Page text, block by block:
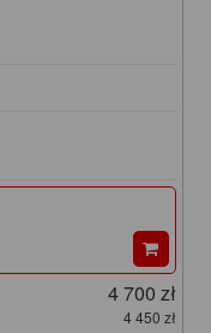
4 700 zł
4 450 zł